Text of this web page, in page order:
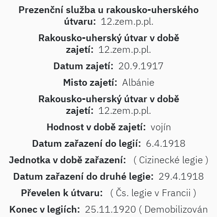
Prezenční služba u rakousko-uherského
útvaru: 12.zem.p.pl.
Rakousko-uherský útvar v době
zajetí: 12.zem.p.pl.
Datum zajetí: 20.9.1917
Misto zajetí: Albánie
Rakousko-uherský útvar v době
zajetí: 12.zem.p.pl.
Hodnost v době zajetí: vojín
Datum zařazení do legií: 6.4.1918
Jednotka v době zařazení:
( Cizinecké legie )
Datum zařazení do druhé legie: 29.4.1918
Převelen k útvaru:
( Čs. legie v Francii )
Konec v legiích: 25.11.1920 ( Demobilizován